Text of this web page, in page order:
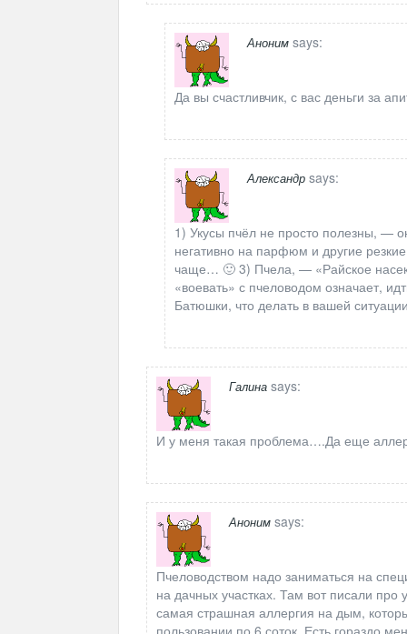
Аноним says:
Да вы счастливчик, с вас деньги за
Александр says:
1) Укусы пчёл не просто полезны,
негативно на парфюм и другие
чаще… 🙂 3) Пчела, — «Райское
«воевать» с пчеловодом означает,
Батюшки, что делать в вашей
Галина says:
И у меня такая проблема….Да еще
Аноним says:
Пчеловодством надо заниматься на
на дачных участках. Там вот писали
самая страшная аллергия на дым,
пользовании по 6 соток. Есть гораздо